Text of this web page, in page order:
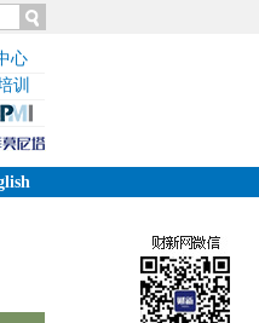
心
训